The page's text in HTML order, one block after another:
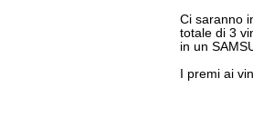
Ci saranno
totale di 3
in un
I premi ai